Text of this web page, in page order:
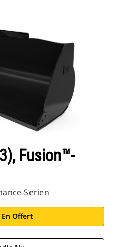
Fusion™-
Serien
En Offert